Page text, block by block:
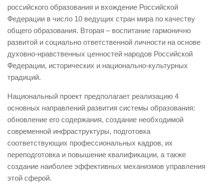
российского образования и вхождение Российской
Федерации в число 10 ведущих стран мира по качеству
общего образования. Вторая – воспитание гармонично
развитой и социально ответственной личности на основе
духовно-нравственных ценностей народов Российской
Федерации, исторических и национально-культурных
традиций.
Национальный проект предполагает реализацию 4
основных направлений развития системы образования:
обновление его содержания, создание необходимой
современной инфраструктуры, подготовка
соответствующих профессиональных кадров, их
переподготовка и повышение квалификации, а также
создание наиболее эффективных механизмов управления
этой сферой.